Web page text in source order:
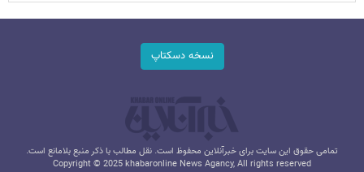
نسخه دسکتاپ
تمامی حقوق این سایت برای خبرآنلاین محفوظ است. نقل مطالب با ذکر منبع بلامانع است.
Copyright © 2025 khabaronline News Agancy, All rights reserved